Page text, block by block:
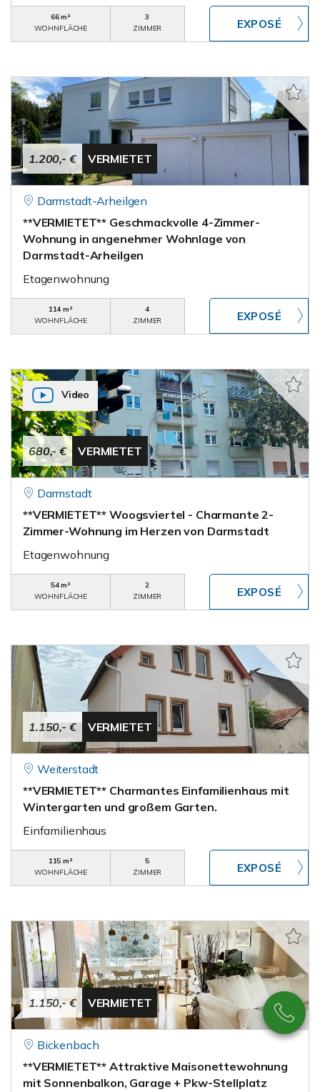
66 m²
WOHNFLÄCHE
3
ZIMMER
1.200,- € VERMIETET
Darmstadt-Arheilgen
**VERMIETET** Geschmackvolle 4-Zimmer-
Wohnung in angenehmer Wohnlage von
Darmstadt-Arheilgen
Etagenwohnung
114 m²
WOHNFLÄCHE
4
ZIMMER
680,- € VERMIETET
Video
Darmstadt
**VERMIETET** Woogsviertel - Charmante 2-
Zimmer-Wohnung im Herzen von Darmstadt
Etagenwohnung
54 m²
WOHNFLÄCHE
2
ZIMMER
1.150,- € VERMIETET
Weiterstadt
**VERMIETET** Charmantes Einfamilienhaus mit
Wintergarten und großem Garten.
Einfamilienhaus
115 m²
WOHNFLÄCHE
5
ZIMMER
1.150,- € VERMIETET
Bickenbach
**VERMIETET** Attraktive Maisonettewohnung
mit Sonnenbalkon, Garage + Pkw-Stellplatz